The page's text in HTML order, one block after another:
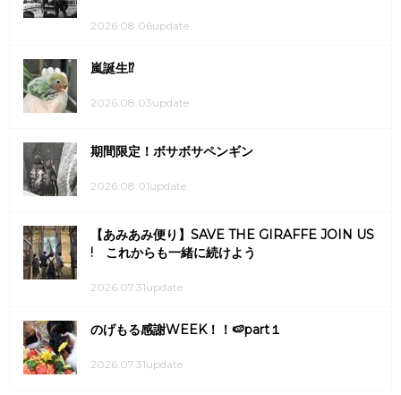
2026.08.06update
嵐誕生⁉
2026.08.03update
期間限定！ボサボサペンギン
2026.08.01update
【あみあみ便り】SAVE THE GIRAFFE JOIN US
! これからも一緒に続けよう
2026.07.31update
のげもる感謝WEEK！！🍉part１
2026.07.31update